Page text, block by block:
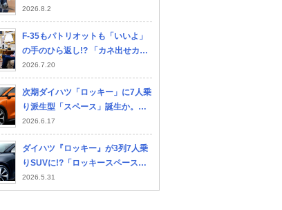
スバル フォレスター
トヨタ ハリアーハイブ
見据える「共同開発」 日本支社長
に聞いた
2026.8.2
F-35もパトリオットも「いいよ」
の手のひら返し!? 「カネ出せカ
ネ」と欧州に手厳しいトランプ
を“手玉に取った”2か国とは？
2026.7.20
次期ダイハツ「ロッキー」に7人乗
り派生型「スペース」誕生か。全
長4.4mがもたらすSUV空間革命
2026.6.17
ダイハツ『ロッキー』が3列7人乗
りSUVに!?「ロッキースペース」
登場の可能性は
2026.5.31